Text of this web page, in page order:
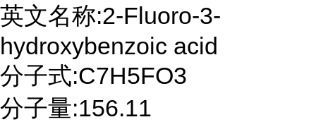
英文名称:2-Fluoro-3-
hydroxybenzoic acid
分子式:C7H5FO3
分子量:156.11